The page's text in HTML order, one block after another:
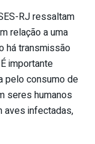
RJ ressaltam
relação a uma
há transmissão
importante
pelo consumo de
seres humanos
aves infectadas,